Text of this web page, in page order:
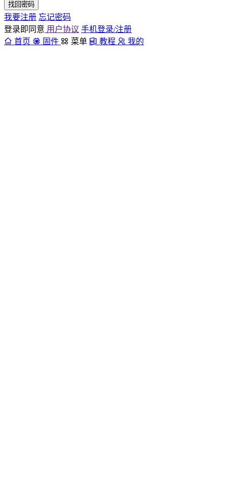
找回密码
我要注册 忘记密码
登录即同意 用户协议 手机登录/注册
首页
固件 菜单 教程 我的